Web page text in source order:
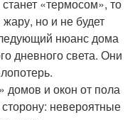
«термосом», то
но и не будет
нюанс дома
дневного света. Они
и окон от пола
невероятные